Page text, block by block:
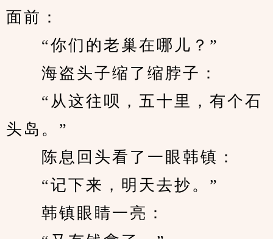
面前：
“你们的老巢在哪儿？”
海盗头子缩了缩脖子：
“从这往呗，五十里，有个石
头岛。”
陈息回头看了一眼韩镇：
“记下来，明天去抄。”
韩镇眼睛一亮：